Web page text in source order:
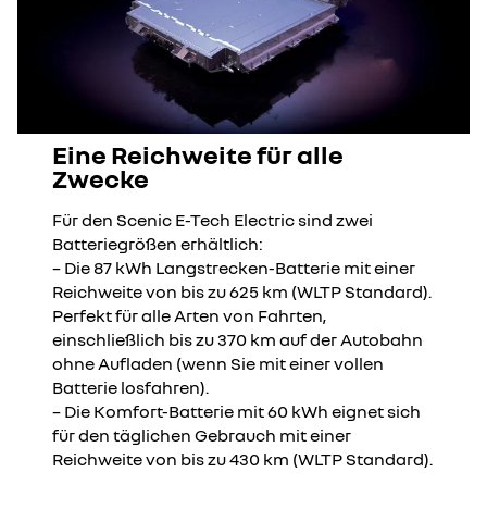
Eine Reichweite für alle
Zwecke
Für den Scenic E-Tech Electric sind zwei
Batteriegrößen erhältlich:
– Die 87 kWh Langstrecken-Batterie mit einer
Reichweite von bis zu 625 km (WLTP Standard).
Perfekt für alle Arten von Fahrten,
einschließlich bis zu 370 km auf der Autobahn
ohne Aufladen (wenn Sie mit einer vollen
Batterie losfahren).
– Die Komfort-Batterie mit 60 kWh eignet sich
für den täglichen Gebrauch mit einer
Reichweite von bis zu 430 km (WLTP Standard).